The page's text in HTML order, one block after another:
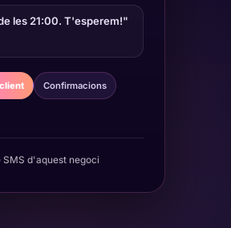
les 21:00. T'esperem!"
Confirmacions
d'aquest negoci